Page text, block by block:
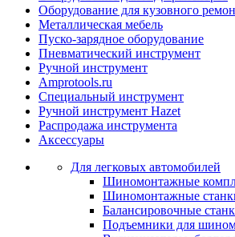
Оборудование для кузовного
Металлическая мебель
Пуско-зарядное оборудование
Пневматический инструмент
Ручной инструмент
Amprotools.ru
Специальный инструмент
Ручной инструмент Hazet
Распродажа инструмента
Аксессуары
Для легковых автомобилей
Шиномонтажные
Шиномонтажные
Балансировочные
Подъемники для